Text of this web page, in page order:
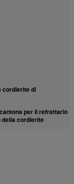
cordierite di
per il refrattario
della cordierite